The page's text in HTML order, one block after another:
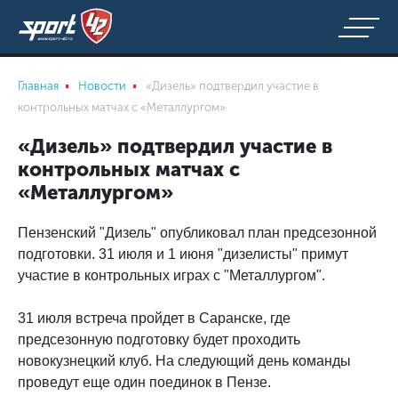
Главная Новости
«Дизель» подтвердил участие в
контрольных матчах с «Металлургом»
«Дизель» подтвердил участие в
контрольных матчах с
«Металлургом»
Пензенский "Дизель" опубликовал план предсезонной
подготовки. 31 июля и 1 июня "дизелисты" примут
участие в контрольных играх с "Металлургом".
31 июля встреча пройдет в Саранске, где
предсезонную подготовку будет проходить
новокузнецкий клуб. На следующий день команды
проведут еще один поединок в Пензе.